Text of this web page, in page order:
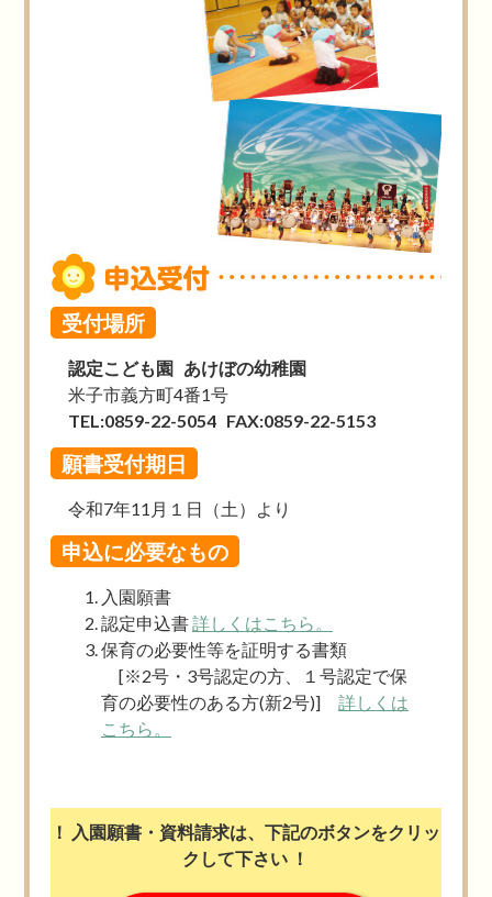
受付場所
認定こども園 あけぼの幼稚園
米子市義方町4番1号
TEL:0859-22-5054 FAX:0859-22-5153
願書受付期日
令和7年11月１日（土）より
申込に必要なもの
入園願書
認定申込書詳しくはこちら。
保育の必要性等を証明する書類
[※2号・3号認定の方、１号認定で保
育の必要性のある方(新2号)]詳しくは
こちら。
！ 入園願書・資料請求は、下記のボタンをクリッ
クして下さい ！